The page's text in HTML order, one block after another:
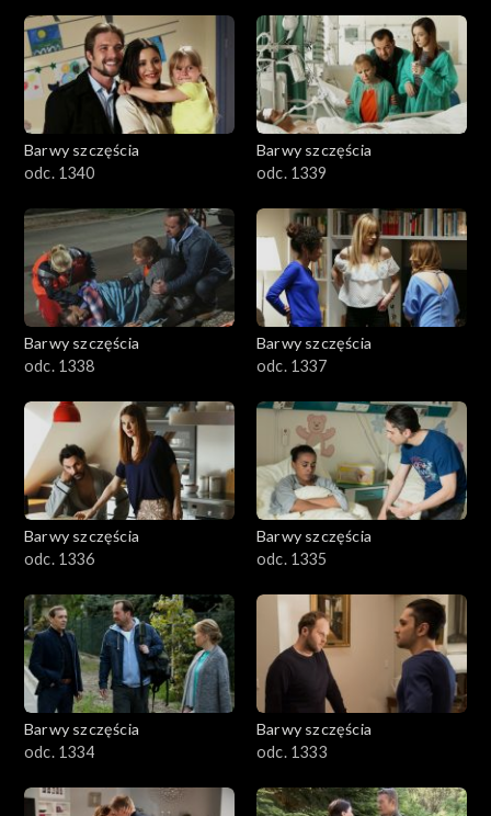
Barwy szczęścia
odc. 1340
Barwy szczęścia
odc. 1339
Barwy szczęścia
odc. 1338
Barwy szczęścia
odc. 1337
Barwy szczęścia
odc. 1336
Barwy szczęścia
odc. 1335
Barwy szczęścia
odc. 1334
Barwy szczęścia
odc. 1333